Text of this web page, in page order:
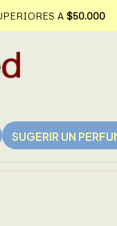
SUGERIR UN
A $50.000
Best-